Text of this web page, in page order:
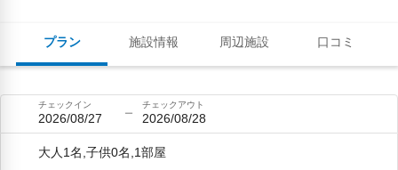
プラン 施設情報 周辺施設 口コミ
チェックイン
2026/08/27
チェックアウト
2026/08/28
大人1名,子供0名,1部屋